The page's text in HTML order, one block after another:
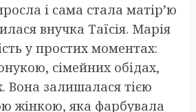
і сама стала матір’ю
внучка Таїсія. Марія
у простих моментах:
сімейних обідах,
Вона залишалася тією
жінкою, яка фарбувала